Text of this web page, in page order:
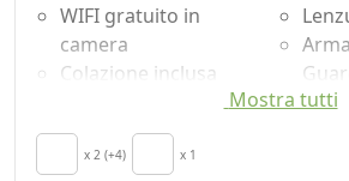
WIFI gratuito in
camera
Colazione inclusa
Riscaldamento
autonomo
Mostra tutti
x 2 (+4) x 1